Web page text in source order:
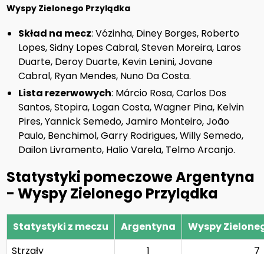
Wyspy Zielonego Przylądka
Skład na mecz: Vózinha, Diney Borges, Roberto
Lopes, Sidny Lopes Cabral, Steven Moreira, Laros
Duarte, Deroy Duarte, Kevin Lenini, Jovane
Cabral, Ryan Mendes, Nuno Da Costa.
Lista rezerwowych: Márcio Rosa, Carlos Dos
Santos, Stopira, Logan Costa, Wagner Pina, Kelvin
Pires, Yannick Semedo, Jamiro Monteiro, João
Paulo, Benchimol, Garry Rodrigues, Willy Semedo,
Dailon Livramento, Halio Varela, Telmo Arcanjo.
Statystyki pomeczowe Argentyna
- Wyspy Zielonego Przylądka
Statystyki z meczu Argentyna
Wyspy
Strzały
1
7